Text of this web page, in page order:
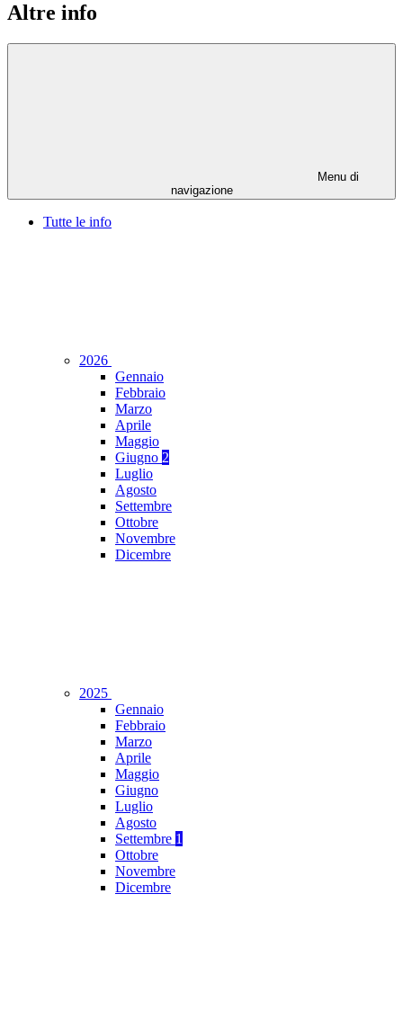
Altre info
Menu di
navigazione
Tutte le info
2026
Gennaio
Febbraio
Marzo
Aprile
Maggio
Giugno 2
Luglio
Agosto
Settembre
Ottobre
Novembre
Dicembre
2025
Gennaio
Febbraio
Marzo
Aprile
Maggio
Giugno
Luglio
Agosto
Settembre 1
Ottobre
Novembre
Dicembre